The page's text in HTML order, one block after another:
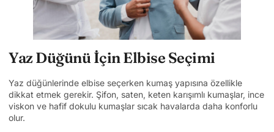
Yaz Düğünü İçin Elbise Seçimi
Yaz düğünlerinde elbise seçerken kumaş yapısına özellikle
dikkat etmek gerekir. Şifon, saten, keten karışımlı kumaşlar, ince
viskon ve hafif dokulu kumaşlar sıcak havalarda daha konforlu
olur.